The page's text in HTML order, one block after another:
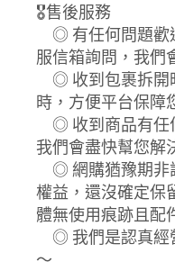
🎖️售後服務
◎ 有任何問題歡
服信箱詢問，我們
◎ 收到包裹拆開
時，方便平台保障
◎ 收到商品有任
我們會盡快幫您解
◎ 網購猶豫期非
權益，還沒確定保
體無使用痕跡且配
◎ 我們是認真經
～